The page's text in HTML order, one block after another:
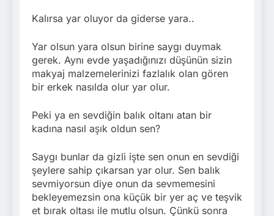
Kalırsa yar oluyor da giderse yara..
Yar olsun yara olsun birine saygı duymak
gerek. Aynı evde yaşadığınızı düşünün sizin
makyaj malzemelerinizi fazlalık olan gören
bir erkek nasılda olur yar olur.
Peki ya en sevdiğin balık oltanı atan bir
kadına nasıl aşık oldun sen?
Saygı bunlar da gizli işte sen onun en sevdiği
şeylere sahip çıkarsan yar olur. Sen balık
sevmiyorsun diye onun da sevmemesini
bekleyemezsin ona küçük bir yer aç ve teşvik
et bırak oltası ile mutlu olsun. Çünkü sonra